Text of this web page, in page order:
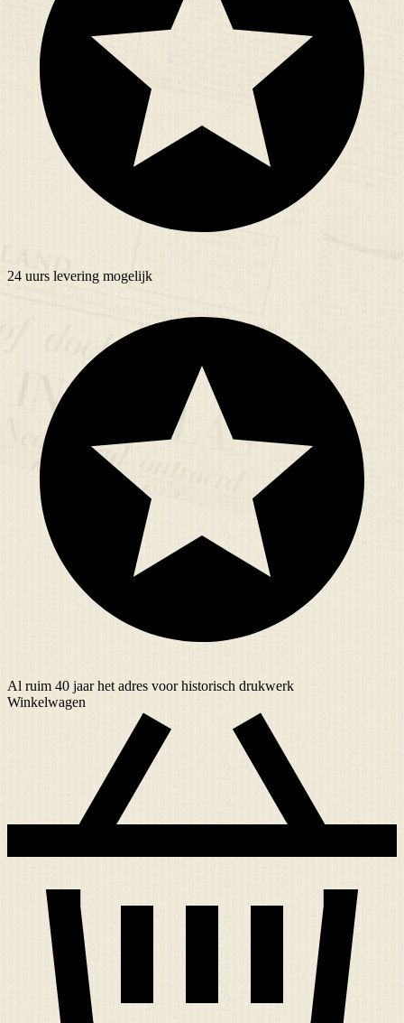
24 uurs levering mogelijk
Al ruim 40 jaarhet adres voor historisch drukwerk
Winkelwagen